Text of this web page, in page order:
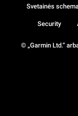
© „Garmin Ltd.“
Svetainės
Security